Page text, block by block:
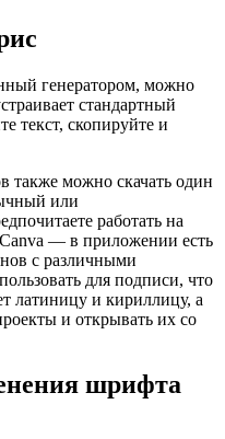
генератором, можно
стандартный
текст, скопируйте и
также можно скачать один
или
работать на
— в приложении есть
с различными
для подписи, что
латиницу и кириллицу, а
и открывать их со
шрифта